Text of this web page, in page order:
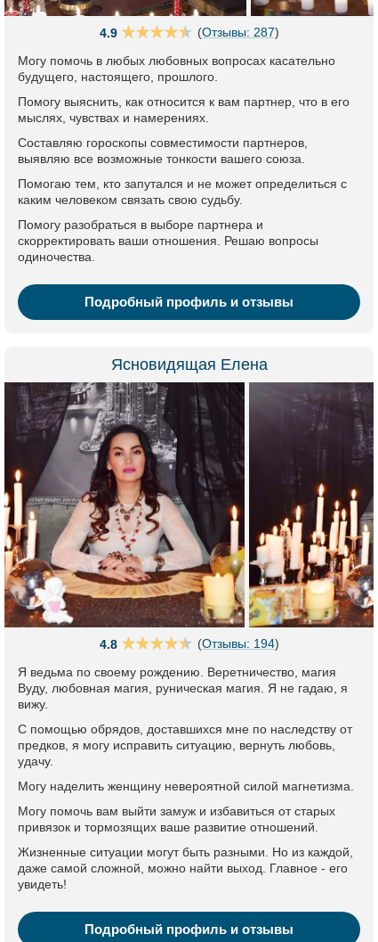
4.9 (Отзывы: 287)
Могу помочь в любых любовных вопросах касательно
будущего, настоящего, прошлого.
Помогу выяснить, как относится к вам партнер, что в его
мыслях, чувствах и намерениях.
Составляю гороскопы совместимости партнеров,
выявляю все возможные тонкости вашего союза.
Помогаю тем, кто запутался и не может определиться с
каким человеком связать свою судьбу.
Помогу разобраться в выборе партнера и
скорректировать ваши отношения. Решаю вопросы
одиночества.
Подробный профиль и отзывы
Ясновидящая Елена
4.8 (Отзывы: 194)
Я ведьма по своему рождению. Веретничество, магия
Вуду, любовная магия, руническая магия. Я не гадаю, я
вижу.
С помощью обрядов, доставшихся мне по наследству от
предков, я могу исправить ситуацию, вернуть любовь,
удачу.
Могу наделить женщину невероятной силой магнетизма.
Могу помочь вам выйти замуж и избавиться от старых
привязок и тормозящих ваше развитие отношений.
Жизненные ситуации могут быть разными. Но из каждой,
даже самой сложной, можно найти выход. Главное - его
увидеть!
Подробный профиль и отзывы